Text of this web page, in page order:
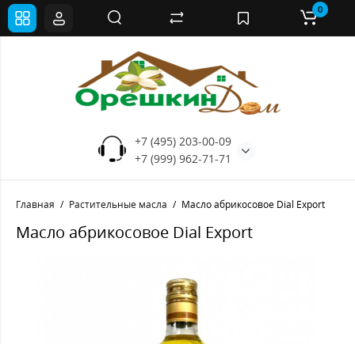
+7 (495) 203-00-09
+7 (999) 962-71-71
0
Главная Растительные масла Масло абрикосовое Dial Export
Масло абрикосовое Dial Export